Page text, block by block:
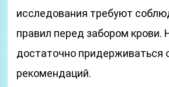
исследования требуют
правил перед забором крови.
достаточно придерживаться
рекомендаций.